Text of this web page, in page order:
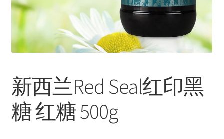
新西兰Red Seal红印黑
糖 红糖 500g